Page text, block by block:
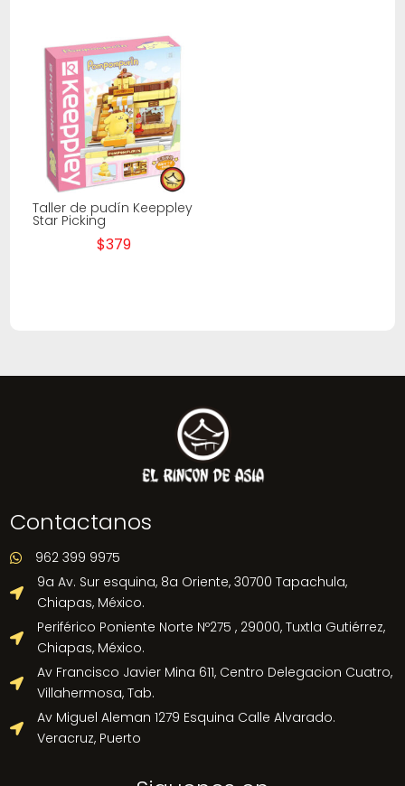
Taller de pudín Keeppley
Star Picking
$379
Contactanos
 962 399 9975

9a Av. Sur esquina, 8a Oriente, 30700 Tapachula,
Chiapas, México.

Periférico Poniente Norte Nº275 , 29000, Tuxtla Gutiérrez,
Chiapas, México.

Av Francisco Javier Mina 611, Centro Delegacion Cuatro,
Villahermosa, Tab.

Av Miguel Aleman 1279 Esquina Calle Alvarado.
Veracruz, Puerto